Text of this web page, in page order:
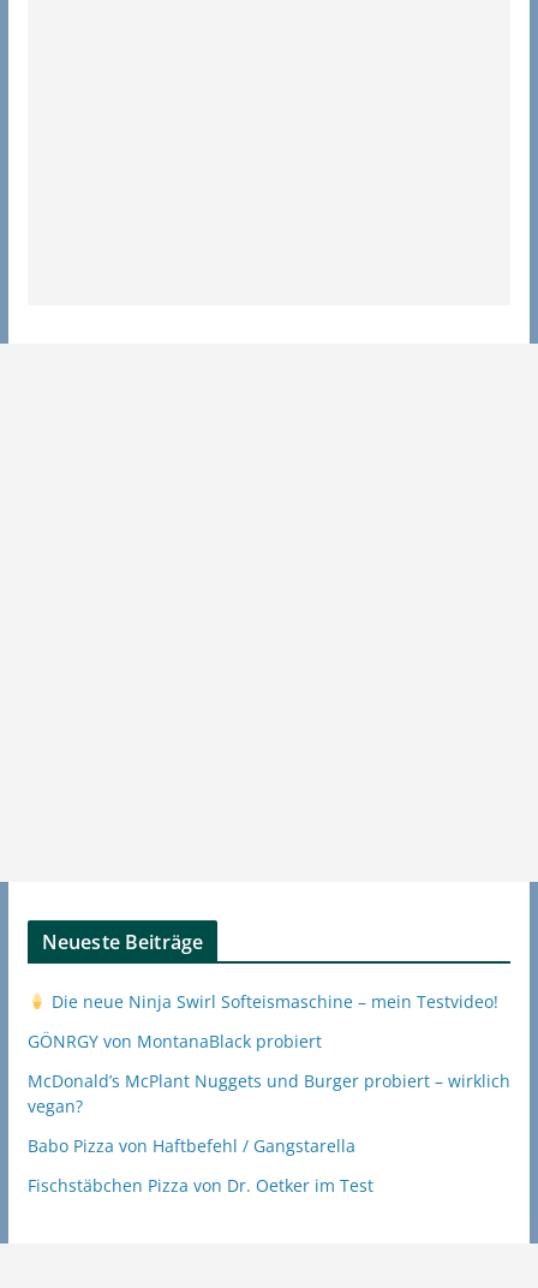
Neueste Beiträge
Die neue Ninja Swirl Softeismaschine – mein Testvideo!
GÖNRGY von MontanaBlack probiert
McDonald’s McPlant Nuggets und Burger probiert – wirklich
vegan?
Babo Pizza von Haftbefehl / Gangstarella
Fischstäbchen Pizza von Dr. Oetker im Test